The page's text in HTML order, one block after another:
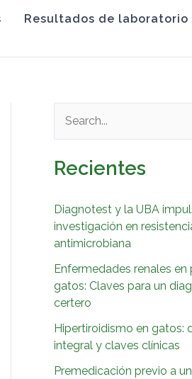
Resultados de laboratorio
s
a
r
o
r
:
Recientes
Diagnotest y la UBA
investigación en
antimicrobiana
Enfermedades renales en
gatos: Claves para un
certero
Hipertiroidismo en gatos:
integral y claves clínicas
Premedicación previo a